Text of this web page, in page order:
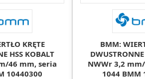
KRĘTE
HSS KOBALT
46 mm, seria
10440300
BMM:
NWWr 3,2
1044 BMM